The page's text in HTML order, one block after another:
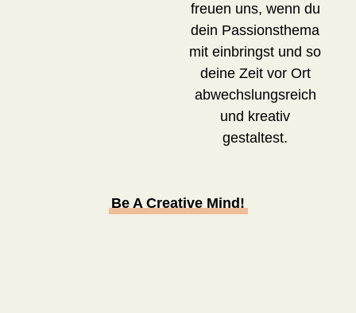
freuen uns, wenn du
dein Passionsthema
mit einbringst und so
deine Zeit vor Ort
abwechslungsreich
und kreativ
gestaltest.
Be A Creative Mind!